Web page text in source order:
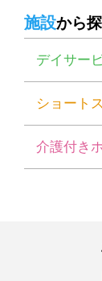
施設から
デイサー
ショート
介護付き